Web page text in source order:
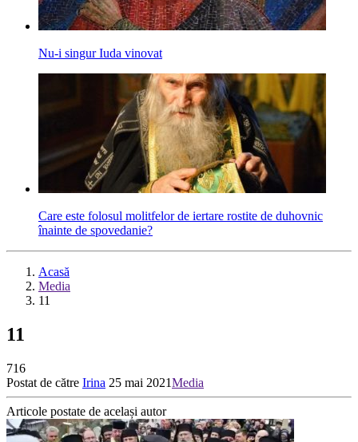
Nu-i singur Iuda vinovat
Care este folosul molitfelor de iertare rostite de duhovnic
înainte de spovedanie?
Acasă
Media
11
11
716
Postat de către Irina 25 mai 2021Media
Articole postate de același autor